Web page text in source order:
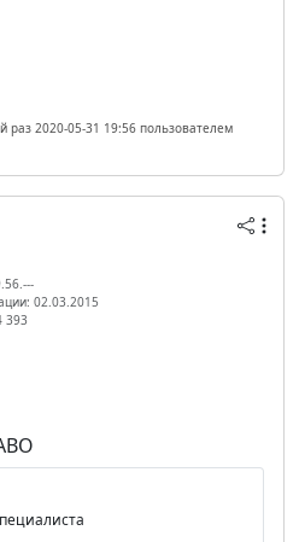
раз 2020-05-31 19:56 пользователем
02.03.2015
393